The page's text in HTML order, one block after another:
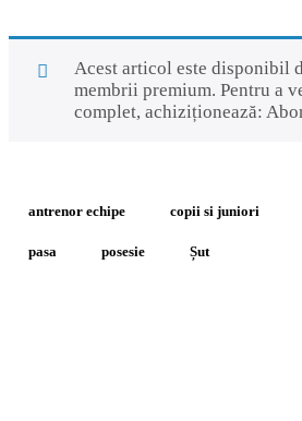
Acest articol este disponibil
membrii premium. Pentru a
complet, achiziționează:
antrenor echipe copii si juniori
pasa posesie Șut